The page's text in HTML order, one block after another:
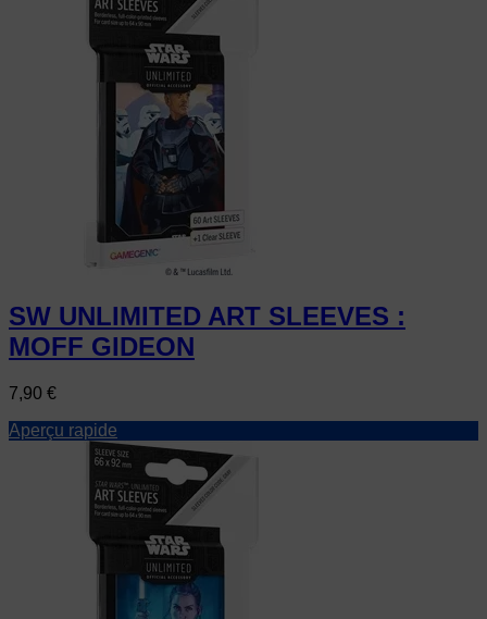
SW UNLIMITED ART SLEEVES :
MOFF GIDEON
Prix
7,90 €
Aperçu rapide